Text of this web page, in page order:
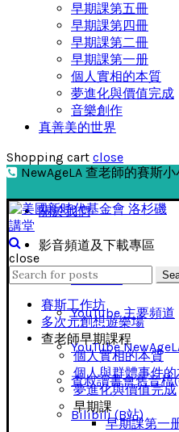
早期課第五冊
早期課第四冊
早期課第二冊
早期課第一册
個人實相的本質
夢進化與價值完成
音樂創作
真善美的世界
Shopping cart close
NewAgeLA 查老師的賽斯
關於我們
影音頻道及下載專區
影音下載
YouTube 主要頻道
YouTube
查叔讀書會舊音檔
Bilibili (B站)
close
Search
for:
賽斯工作坊
多次元創想遊樂場
查老師早期課程
個人實相的本質
個人與群體事件
夢進化與價值完成
早期課
早期課第一